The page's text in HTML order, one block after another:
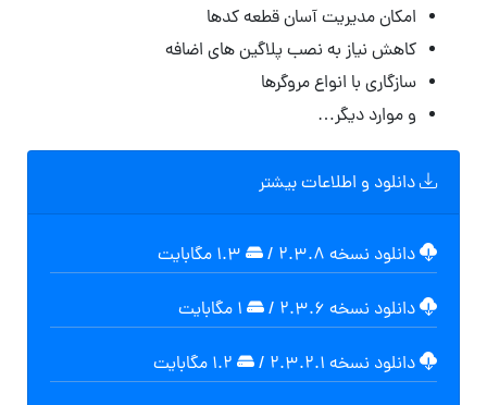
امکان مدیریت آسان قطعه کدها
کاهش نیاز به نصب پلاگین های اضافه
سازگاری با انواع مروگرها
و موارد دیگر…
دانلود و اطلاعات بیشتر
دانلود نسخه ۲.۳.۸ /
دانلود نسخه ۲.۳.۶ /
دانلود نسخه ۲.۳.۲.۱ /